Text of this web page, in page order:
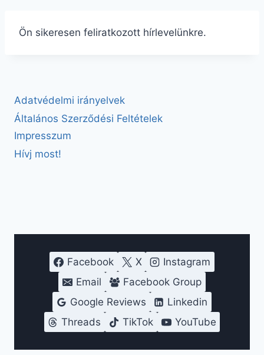
Ön sikeresen feliratkozott hírlevelünkre.
Adatvédelmi irányelvek
Általános Szerződési Feltételek
Impresszum
Hívj most!
Facebook X
Instagram
Email
Facebook Group
Google Reviews
Linkedin
Threads
TikTok YouTube